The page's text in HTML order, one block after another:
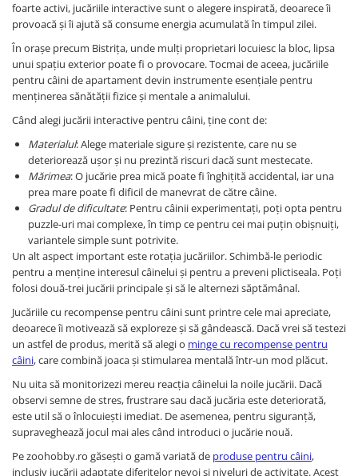
foarte activi, jucăriile interactive sunt o alegere inspirată, deoarece îi
provoacă și îi ajută să consume energia acumulată în timpul zilei.
În orașe precum Bistrița, unde mulți proprietari locuiesc la bloc, lipsa
unui spațiu exterior poate fi o provocare. Tocmai de aceea, jucăriile
pentru câini de apartament devin instrumente esențiale pentru
menținerea sănătății fizice și mentale a animalului.
Când alegi jucării interactive pentru câini, ține cont de:
Materialul: Alege materiale sigure și rezistente, care nu se
deteriorează ușor și nu prezintă riscuri dacă sunt mestecate.
Mărimea: O jucărie prea mică poate fi înghițită accidental, iar una
prea mare poate fi dificil de manevrat de către câine.
Gradul de dificultate: Pentru câinii experimentați, poți opta pentru
puzzle-uri mai complexe, în timp ce pentru cei mai puțin obișnuiți,
variantele simple sunt potrivite.
Un alt aspect important este rotația jucăriilor. Schimbă-le periodic
pentru a menține interesul câinelui și pentru a preveni plictiseala. Poți
folosi două-trei jucării principale și să le alternezi săptămânal.
Jucăriile cu recompense pentru câini sunt printre cele mai apreciate,
deoarece îi motivează să exploreze și să gândească. Dacă vrei să testezi
un astfel de produs, merită să alegi o minge cu recompense pentru
câini, care combină joaca și stimularea mentală într-un mod plăcut.
Nu uita să monitorizezi mereu reacția câinelui la noile jucării. Dacă
observi semne de stres, frustrare sau dacă jucăria este deteriorată,
este util să o înlocuiești imediat. De asemenea, pentru siguranță,
supraveghează jocul mai ales când introduci o jucărie nouă.
Pe zoohobby.ro găsești o gamă variată de produse pentru câini,
inclusiv jucării adaptate diferitelor nevoi și niveluri de activitate. Acest